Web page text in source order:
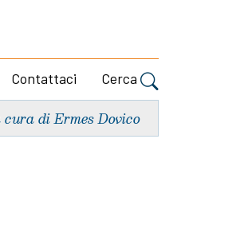
Contattaci Cerca
cura di Ermes Dovico